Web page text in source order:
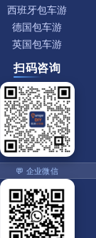
西班牙包车游
德国包车游
英国包车游
扫码咨询
💬 企业微信